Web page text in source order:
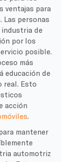
ventajas para
Las personas
de
por los
posible.
más
educación de
real. Esto
acción
mantener
automotriz